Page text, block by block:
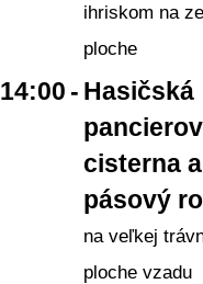
ihriskom na
ploche
14:00 - Hasičská
cisterna a
pásový
na veľkej
ploche vzadu